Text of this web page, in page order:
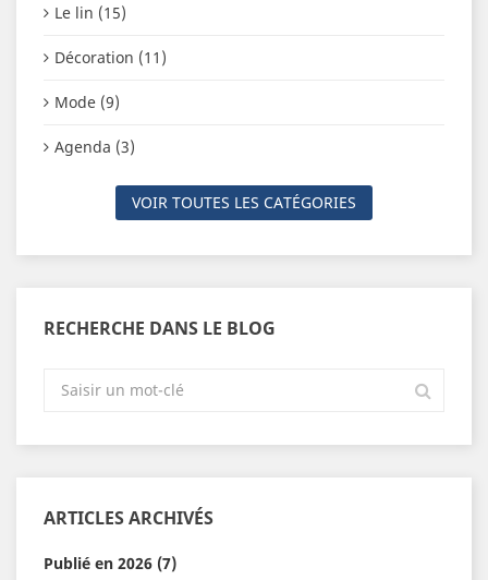
Le lin (15)
Décoration (11)
Mode (9)
Agenda (3)
VOIR TOUTES LES CATÉGORIES
RECHERCHE DANS LE BLOG
ARTICLES ARCHIVÉS
Publié en 2026 (7)